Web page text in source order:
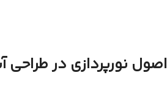
اصول نورپردازی در طراحی